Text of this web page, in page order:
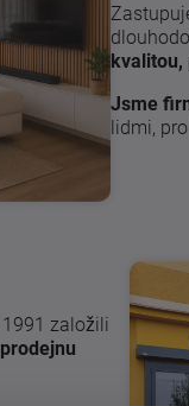
kvalitou,
Jsme
lidmi,
založili